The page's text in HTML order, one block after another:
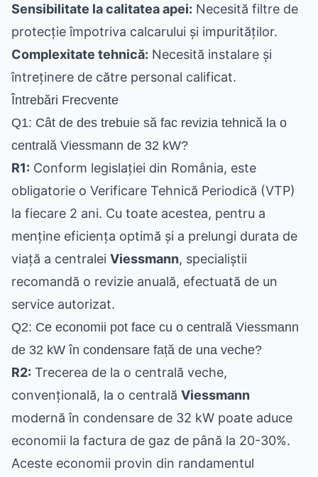
Sensibilitate la calitatea apei: Necesită filtre de
protecție împotriva calcarului și impurităților.
Complexitate tehnică: Necesită instalare și
întreținere de către personal calificat.
Întrebări Frecvente
Q1: Cât de des trebuie să fac revizia tehnică la o
centrală Viessmann de 32 kW?
R1: Conform legislației din România, este
obligatorie o Verificare Tehnică Periodică (VTP)
la fiecare 2 ani. Cu toate acestea, pentru a
menține eficiența optimă și a prelungi durata de
viață a centralei Viessmann, specialiștii
recomandă o revizie anuală, efectuată de un
service autorizat.
Q2: Ce economii pot face cu o centrală Viessmann
de 32 kW în condensare față de una veche?
R2: Trecerea de la o centrală veche,
convențională, la o centrală Viessmann
modernă în condensare de 32 kW poate aduce
economii la factura de gaz de până la 20-30%.
Aceste economii provin din randamentul